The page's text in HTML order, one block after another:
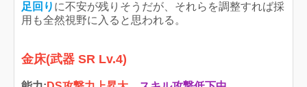
足回り に不安が残りそうだが、それらを調整すれば採
用も全然視野に入ると思われる。
金床(武器 SR Lv.4)